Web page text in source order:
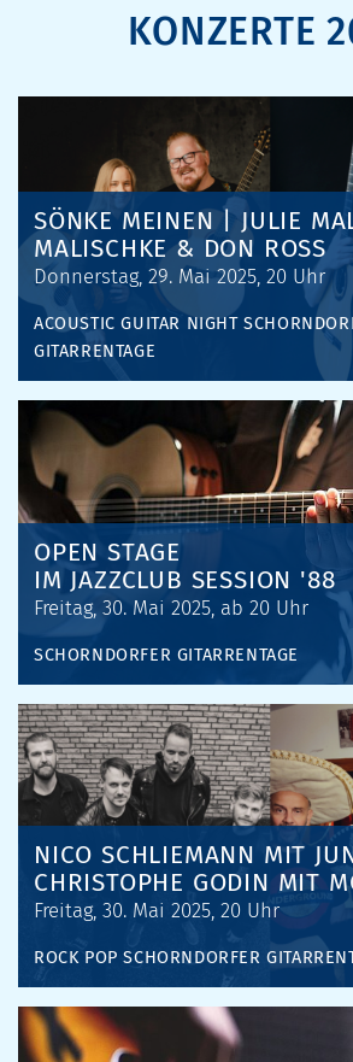
KONZERTE
SÖNKE MEINEN | JULIE
MALISCHKE & DON ROSS
Donnerstag, 29. Mai 2025, 20 Uhr
ACOUSTIC GUITAR NIGHT
GITARRENTAGE
OPEN STAGE
IM JAZZCLUB SESSION '88
Freitag, 30. Mai 2025, ab 20 Uhr
SCHORNDORFER GITARRENTAGE
NICO SCHLIEMANN MIT
CHRISTOPHE GODIN MIT
Freitag, 30. Mai 2025, 20 Uhr
ROCK POP SCHORNDORFER